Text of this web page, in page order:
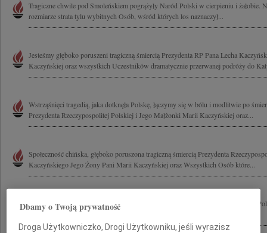
Tragiczne chwile pod Smoleńskiem pogrążyły Naród Polski w cierpieniu i żałobie.
rozmiarze strata tylu wybitnych Osób, wśród których los naznaczył...
Jesteśmy głęboko poruszeni tragiczną śmiercią Prezydenta RP Pana Lecha
Kaczyńskiej oraz wszystkich Uczestników dramatycznie przerwanej podróży do
Wstrząśnięci tragedią, jaka dotknęła Polskę, łączymy się w bólu i modlitwie po
Prezydenta Rzeczypospolitej Polskiej i Jego Małżonki Marii Kaczyńskiej oraz...
Społeczność chińska, głęboko poruszona tragiczną śmiercią Prezydenta
Kaczyńskiego Jego Żony Pani Marii Kaczyńskiej oraz Wszystkich Osób które...
W najgłębszym bólu żegnamy Lecha Kaczyńskiego Prezydenta Rzeczypospolitej
oraz Wszystkie Ofiary tragedii pod Smoleńskiem Wyrazy żalu i współczucia...
Dbamy o Twoją prywatność
Droga Użytkowniczko, Drogi Użytkowniku, jeśli wyrazisz